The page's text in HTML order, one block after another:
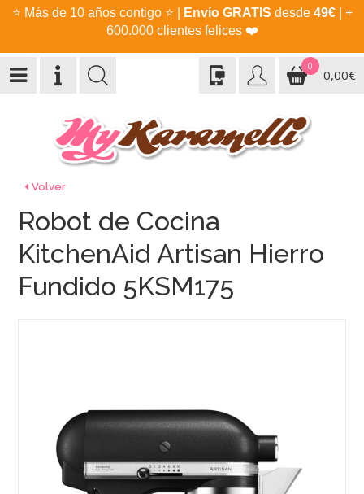
⭐ Más de 10 años contigo ⭐ Envío GRATIS desde 49€| +
600.000 clientes felices ❤️
0
0,00€
Volver
Robot de Cocina
KitchenAid Artisan Hierro
Fundido 5KSM175